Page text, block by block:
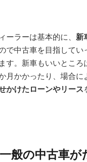
ーラーは基本的に、 新
で中古車を目指して
す。新車もいいところ
月かかったり、場合に
かけたローンやリース
般の中古車が